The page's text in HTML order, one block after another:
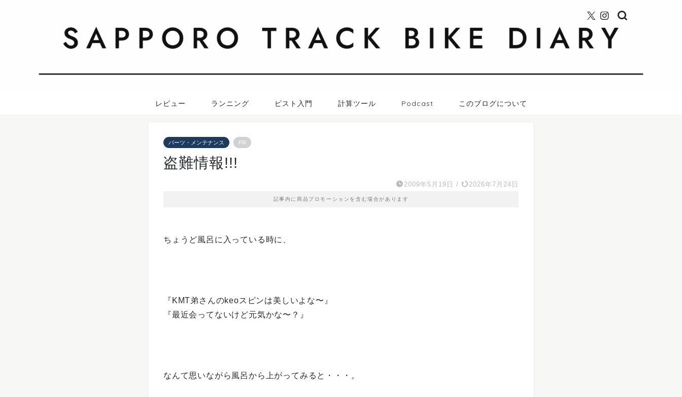
レビュー ランニング ピスト入門 計算ツール Podcast このブログについて
パーツ・メンテナンス PR
盗難情報!!!
2009年5月19日 / 2026年7月24日
記事内に商品プロモーションを含む場合があります
ちょうど風呂に入っている時に、
『KMT弟さんのkeoスピンは美しいよな〜』
『最近会ってないけど元気かな〜？』
なんて思いながら風呂から上がってみると・・・。